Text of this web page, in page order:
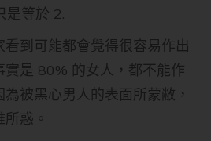
是等於 2.
到可能都會覺得很容易作出
實是 80% 的女人，都不能作
被黑心男人的表面所蒙敝，
惑。